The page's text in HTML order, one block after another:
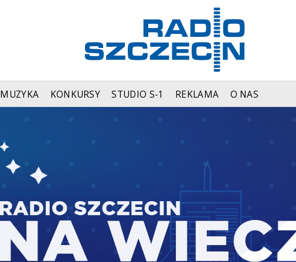
MUZYKA KONKURSY STUDIO S-1 REKLAMA O NAS